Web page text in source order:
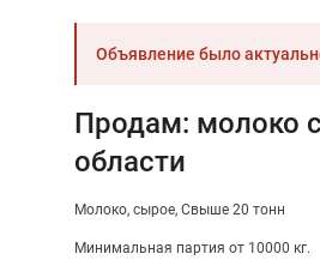
Объявление было
Продам: молоко
области
Молоко сырое Свыше 20 тонн
Минимальная партия от 10000 кг.